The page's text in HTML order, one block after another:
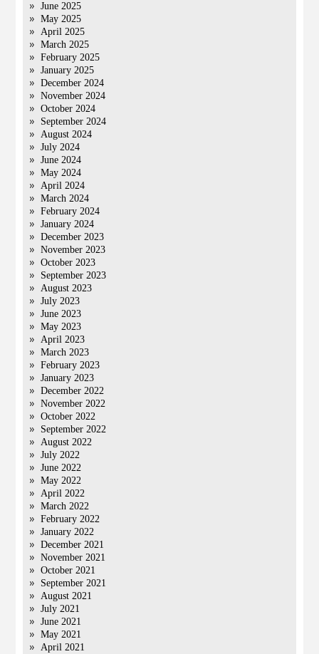
June 2025
May 2025
April 2025
March 2025
February 2025
January 2025
December 2024
November 2024
October 2024
September 2024
August 2024
July 2024
June 2024
May 2024
April 2024
March 2024
February 2024
January 2024
December 2023
November 2023
October 2023
September 2023
August 2023
July 2023
June 2023
May 2023
April 2023
March 2023
February 2023
January 2023
December 2022
November 2022
October 2022
September 2022
August 2022
July 2022
June 2022
May 2022
April 2022
March 2022
February 2022
January 2022
December 2021
November 2021
October 2021
September 2021
August 2021
July 2021
June 2021
May 2021
April 2021